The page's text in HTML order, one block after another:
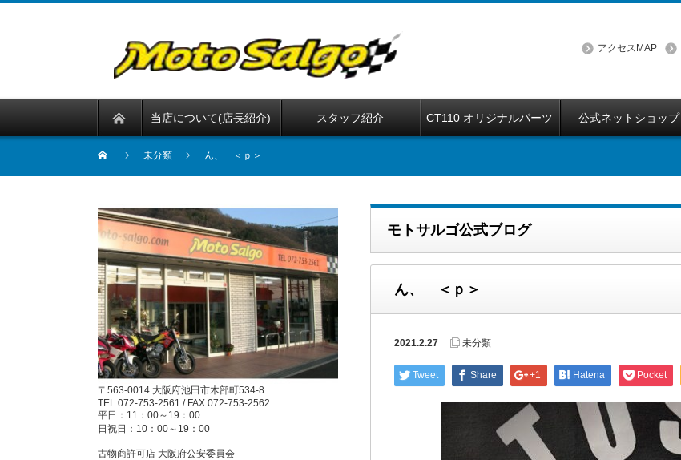
アクセスMAP
当店について(店長紹介) スタッフ紹介 CT110 オリジナルパーツ 公式ネットショップ
未分類 ん、 ＜ｐ＞
モトサルゴ公式ブログ
ん、 ＜ｐ＞
2021.2.27 未分類
Tweet Share +1 Hatena Pocket
〒563-0014 大阪府池田市木部町534-8
TEL:072-753-2561 / FAX:072-753-2562
平日：11：00～19：00
日祝日：10：00～19：00
古物商許可店 大阪府公安委員会